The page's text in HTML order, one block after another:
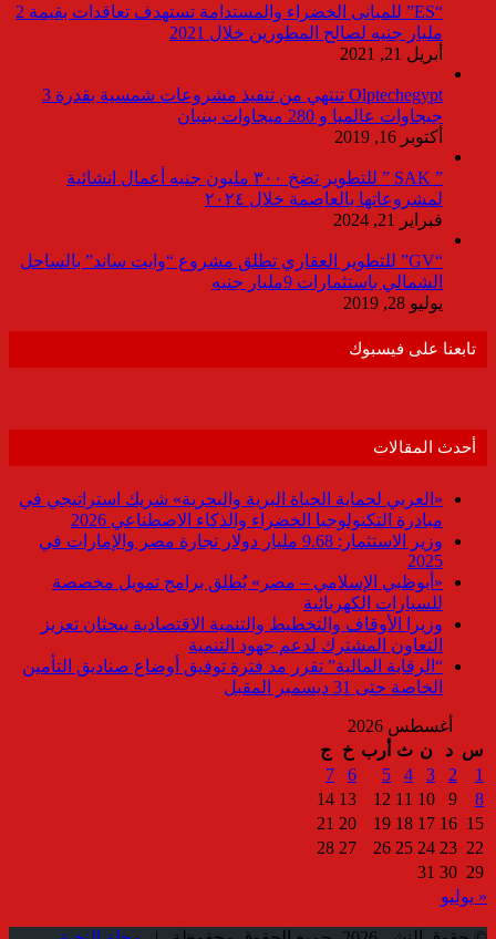
“ES” للمبانى الخضراء والمستدامة تستهدف تعاقدات بقيمة 2
مليار جنيه لصالح المطورين خلال 2021
أبريل 21, 2021
Olptechegypt تنتهي من تنفيذ مشروعات شمسية بقدرة 3
جيجاوات عالميا و 280 ميجاوات ببنبان
أكتوبر 16, 2019
” SAK ” للتطوير تضخ ٣٠٠ مليون جنيه أعمال انشائية
لمشروعاتها بالعاصمة خلال ٢٠٢٤
فبراير 21, 2024
“GV” للتطوير العقاري تطلق مشروع “وايت ساند” بالساحل
الشمالي باستثمارات 9مليار جنيه
يوليو 28, 2019
تابعنا على فيسبوك
أحدث المقالات
«العربي لحماية الحياة البرية والبحرية» شريك استراتيجي في
مبادرة التكنولوجيا الخضراء والذكاء الاصطناعي 2026
وزير الاستثمار: 9.68 مليار دولار تجارة مصر والإمارات في
2025
«أبوظبي الإسلامي – مصر» يُطلق برامج تمويل مخصصة
للسيارات الكهربائية
وزيرا الأوقاف والتخطيط والتنمية الاقتصادية يبحثان تعزيز
التعاون المشترك لدعم جهود التنمية
“الرقابة المالية” تقرر مد فترة توفيق أوضاع صناديق التأمين
الخاصة حتى 31 ديسمبر المقبل
أغسطس 2026
س د ن ث أرب خ
ج
1
2
3
4
5
6
7
8
9
10
11
12
13
14
15
16
17
18
19
20
21
22
23
24
25
26
27
28
29
30
31
« يوليو